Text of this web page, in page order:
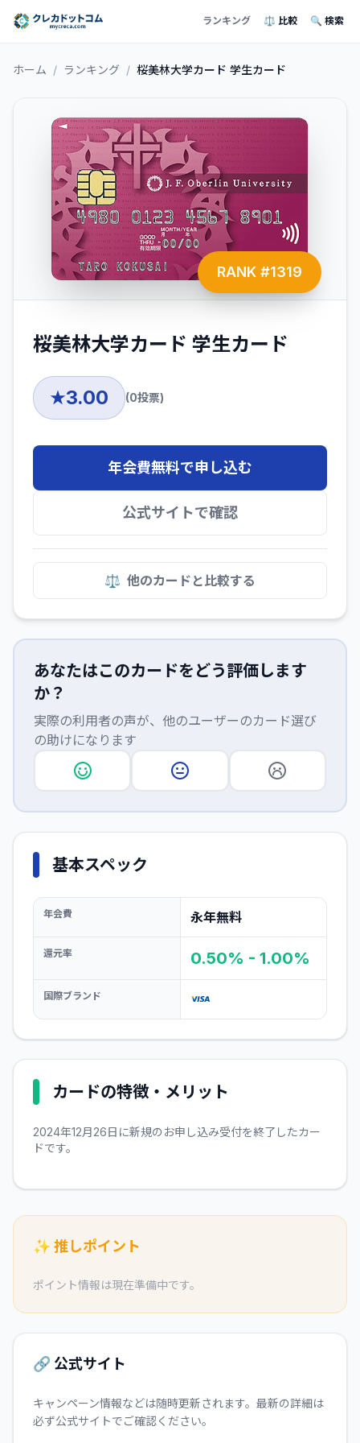
ランキング ⚖️ 比較 🔍 検索
ホーム / ランキング / 桜美林大学カード 学生カード
RANK #1319
桜美林大学カード 学生カード
★3.00 (0投票)
年会費無料で申し込む
公式サイトで確認
⚖️ 他のカードと比較する
あなたはこのカードをどう評価します
か？
実際の利用者の声が、他のユーザーのカード選び
の助けになります
基本スペック
年会費 永年無料
還元率 0.50% - 1.00%
国際ブランド
カードの特徴・メリット
2024年12月26日に新規のお申し込み受付を終了したカー
ドです。
✨ 推しポイント
ポイント情報は現在準備中です。
🔗 公式サイト
キャンペーン情報などは随時更新されます。最新の詳細は
必ず公式サイトでご確認ください。